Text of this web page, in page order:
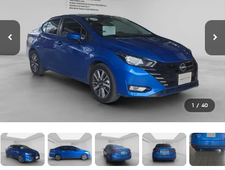
1 / 40